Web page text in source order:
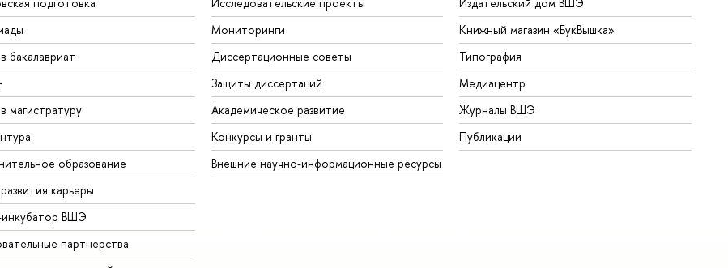
бакалавриат
магистратуру
образование
карьеры
инкубатор ВШЭ
партнерства
Мониторинги
Диссертационные советы
Защиты диссертаций
Академическое развитие
Конкурсы и гранты
Внешние научно-информационные ресурсы
Книжный магазин «БукВышка»
Типография
Медиацентр
Журналы ВШЭ
Публикации